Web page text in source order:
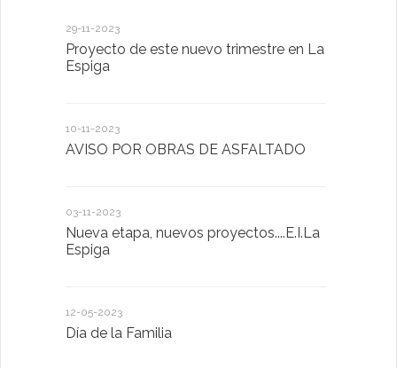
29-11-2023
Proyecto de este nuevo trimestre en La
Espiga
10-11-2023
AVISO POR OBRAS DE ASFALTADO
03-11-2023
Nueva etapa, nuevos proyectos....E.I.La
Espiga
12-05-2023
Día de la Familia